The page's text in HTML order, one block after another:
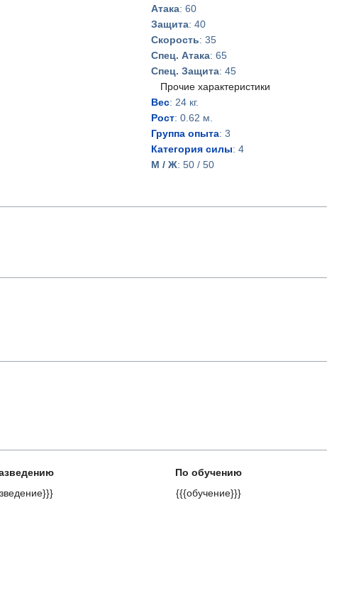
Атака: 60
Защита: 40
Скорость: 35
Спец. Атака: 65
Спец. Защита: 45
Прочие характеристики
Вес: 24 кг.
Рост: 0.62 м.
Группа опыта: 3
Категория силы: 4
М / Ж: 50 / 50
По обучению
{{{обучение}}}